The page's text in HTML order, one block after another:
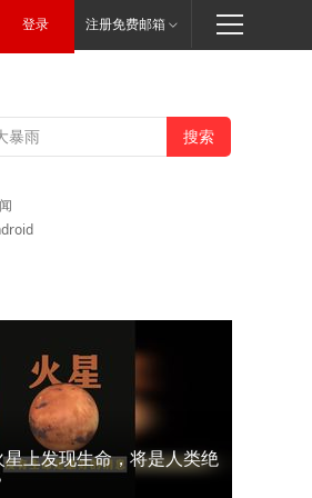
登录 注册免费邮箱
上发现生命，将是人类绝